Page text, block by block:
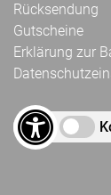
Rücksendung
Gutscheine
Erklärung zur